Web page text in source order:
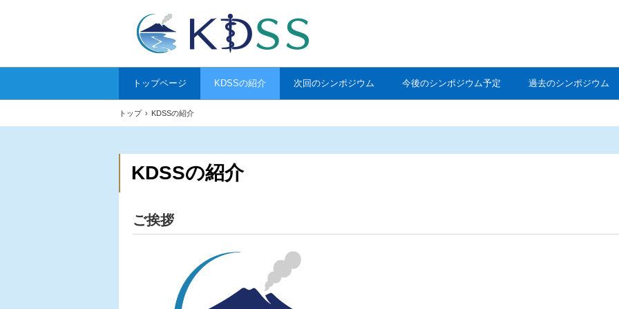
トップページ KDSSの紹介 次回のシンポジウム 今後のシンポジウム予定 過去のシンポジウム
トップ › KDSSの紹介
KDSSの紹介
ご挨拶